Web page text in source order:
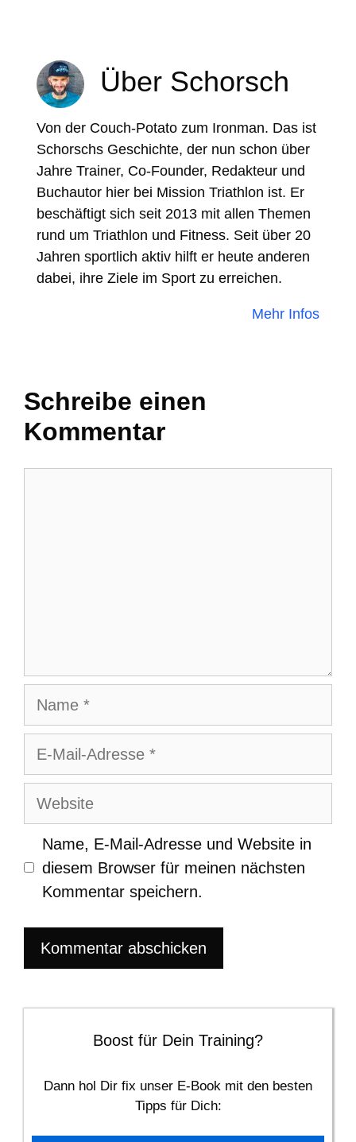
Über Schorsch
Von der Couch-Potato zum Ironman. Das ist
Schorschs Geschichte, der nun schon über
Jahre Trainer, Co-Founder, Redakteur und
Buchautor hier bei Mission Triathlon ist. Er
beschäftigt sich seit 2013 mit allen Themen
rund um Triathlon und Fitness. Seit über 20
Jahren sportlich aktiv hilft er heute anderen
dabei, ihre Ziele im Sport zu erreichen.
Mehr Infos
Schreibe einen
Kommentar
Name
E-
Website
Name, E-Mail-Adresse und Website in
diesem Browser für meinen nächsten
Kommentar speichern.
Boost für Dein Training?
Dann hol Dir fix unser E-Book mit den besten
Tipps für Dich: